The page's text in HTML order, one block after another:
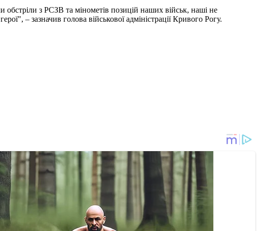
з РСЗВ та мінометів позицій наших військ, наші не
– зазначив голова військової адміністрації Кривого Рогу.